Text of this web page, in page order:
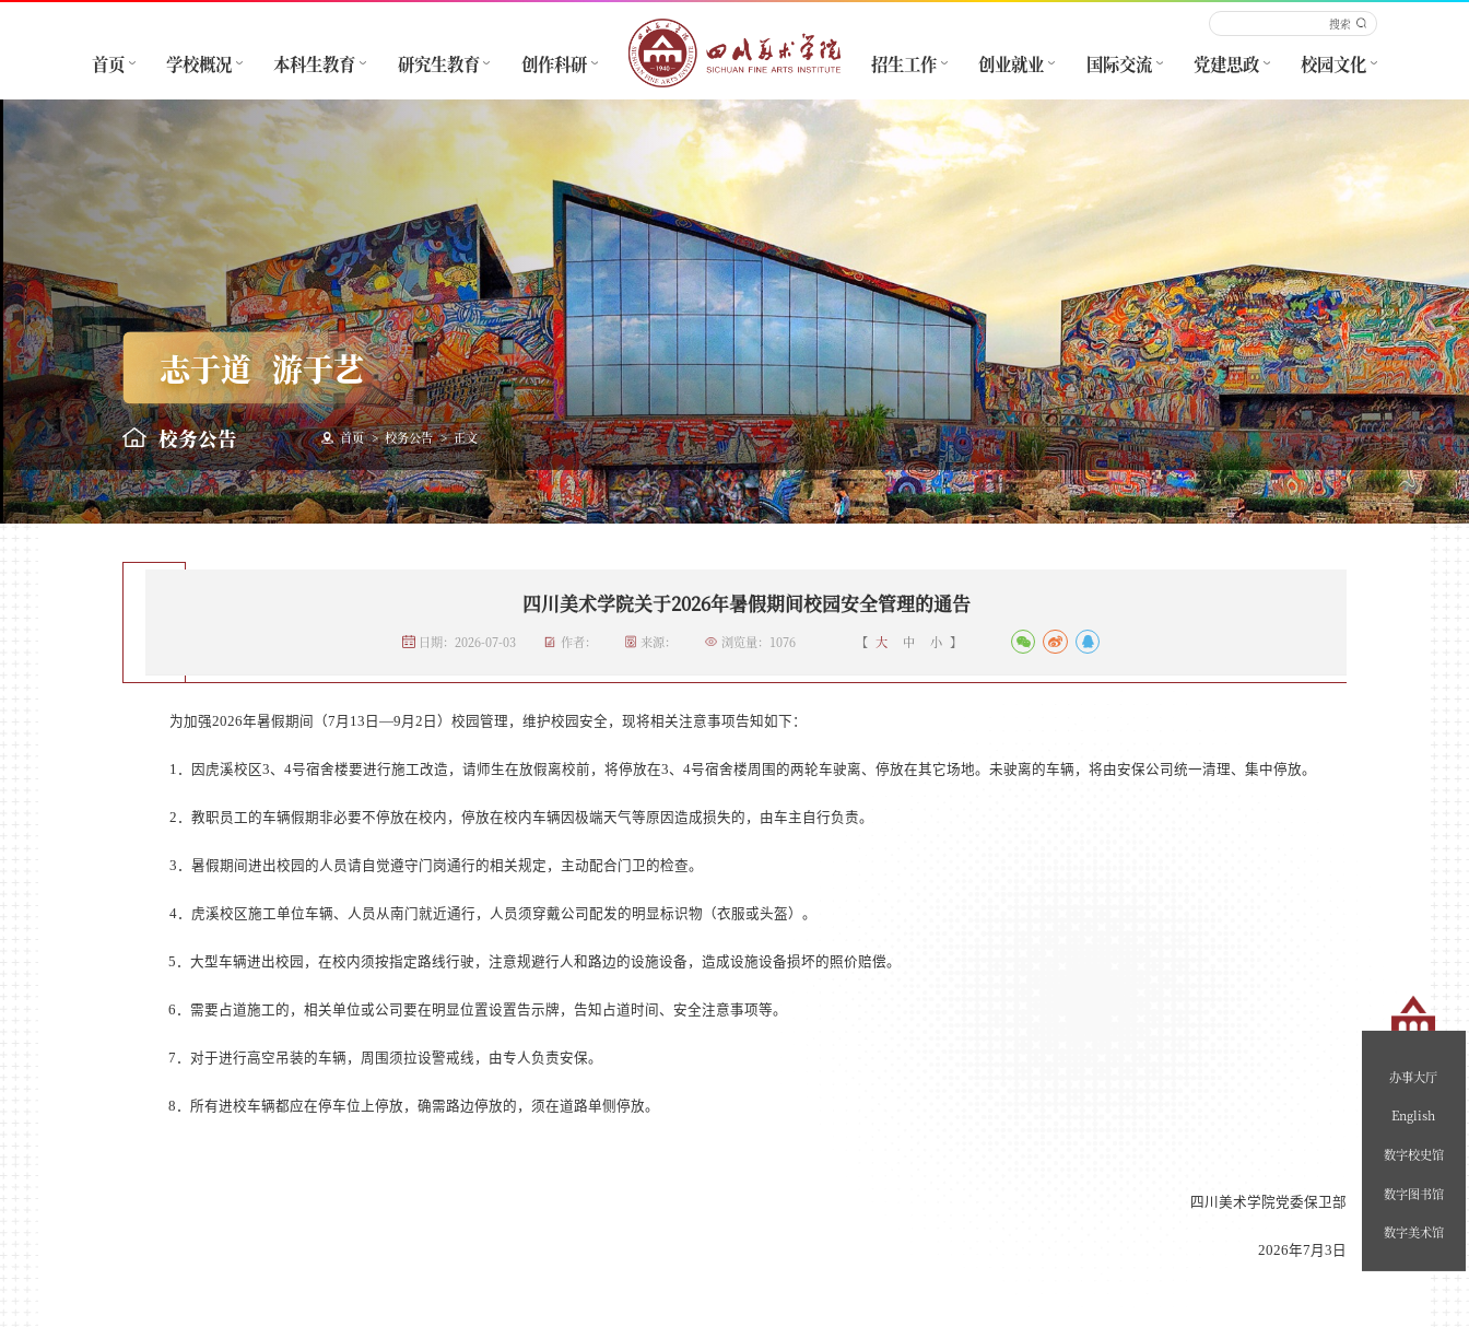
首页 学校概况 本科生教育 研究生教育 创作科研 招生工作 创业就业 国际交流 党建思政 校园文化
志于道 游于艺
校务公告 首页 > 校务公告 > 正文
四川美术学院关于2026年暑假期间校园安全管理的通告
日期：2026-07-03 作者： 来源： 浏览量： 1076 【 大 中 小 】
为加强2026年暑假期间（7月 13 日 —9月 2 日）校园管理，维护校园安全，现将相关注意事项告知如下：
1 ． 因虎溪校区3、 4号宿舍楼要进行施工改造，请师生在放假离校前，将停放在3、 4号宿舍楼周围的两轮车驶离、停放在其它场地。未驶离的车辆，将由安保公司统一清理、集中停放。
2 ． 教职员工的车辆假期非必要不停放在校内，停放在校内车辆因极端天气等原因造成损失的，由车主自行负责。
3 ． 暑假期间进出校园的人员请自觉遵守门岗通行的相关规定，主动配合门卫的检查。
4． 虎溪校区施工单位车辆、人员从南门就近通行，人员须穿戴公司配发的明显标识物（衣服或头盔）。
5 ． 大型车辆进出校园，在校内须按指定路线行驶，注意规避行人和路边的设施设备，造成设施设备损坏的照价赔偿。
6 ． 需要占道施工的，相关单位或公司要在明显位置设置告示牌，告知占道时间、安全注意事项等。
7 ． 对于进行高空吊装的车辆，周围须拉设警戒线，由专人负责安保。
8 ． 所有进校车辆都应在停车位上停放，确需路边停放的，须在道路单侧停放。
四川美术学院党委保卫部
2026年7月 3 日
办事大厅
English
数字校史馆
数字图书馆
数字美术馆